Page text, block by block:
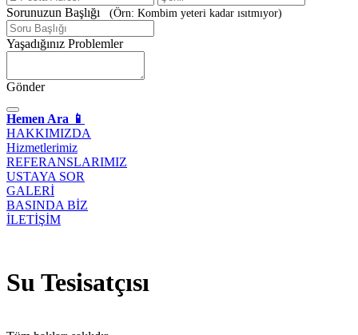
Sorunuzun Başlığı (Örn: Kombim yeteri kadar ısıtmıyor)
Yaşadığınız Problemler
Gönder
Hemen Ara 📱
HAKKIMIZDA
Hizmetlerimiz
REFERANSLARIMIZ
USTAYA SOR
GALERİ
BASINDA BİZ
İLETİŞİM
Su Tesisatçısı